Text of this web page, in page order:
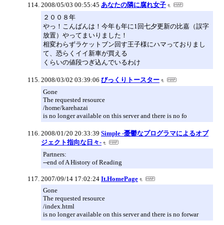
2008/05/03 00:55:45 あなたの隣に腐れ女子
２００８年
やっ！こんばんは！今年も年に1回七夕更新の比嘉（誤字
放置）やってまいりました！
相変わらずラケットブン回す王子様にハマっておりまし
て、恐らくイイ新車が買える
くらいの値段つぎ込んでいるわけ
2008/03/02 03:39:06 びっくりトースター
Gone
The requested resource
/home/karehazai
is no longer available on this server and there is no fo
2008/01/20 20:33:39 Simple -憂鬱なプログラマによるオブ
ジェクト指向な日々-
Partners:
--end of A History of Reading
2007/09/14 17:02:24 It.HomePage
Gone
The requested resource
/index.html
is no longer available on this server and there is no forwar